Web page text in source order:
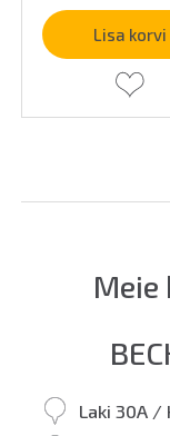
Lisa korvi
Laki 30A /